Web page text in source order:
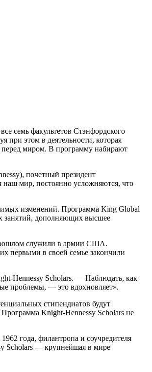
семь факультетов Стэнфордского
при этом в деятельности, которая
миром. В программу набирают
почетный президент
наш мир, постоянно усложняются, что
изменений. Программа King Global
занятий, дополняющих высшее
прошлом служили в армии США.
первыми в своей семье закончили
Hennessy Scholars. — Наблюдать, как
проблемы, — это вдохновляет».
стипендиатов будут
Knight-Hennessy Scholars не
года, филантропа и соучредителя
Scholars — крупнейшая в мире